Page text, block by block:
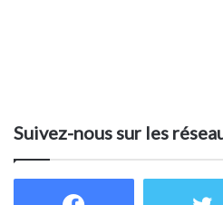
Suivez-nous sur les